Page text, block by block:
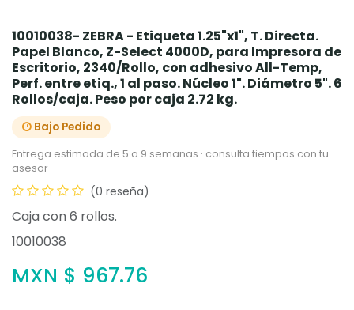
10010038- ZEBRA - Etiqueta 1.25"x1", T. Directa.
Papel Blanco, Z-Select 4000D, para Impresora de
Escritorio, 2340/Rollo, con adhesivo All-Temp,
Perf. entre etiq., 1 al paso. Núcleo 1". Diámetro 5". 6
Rollos/caja. Peso por caja 2.72 kg.
Bajo Pedido
Entrega estimada de 5 a 9 semanas · consulta tiempos con tu
asesor
(0 reseña)
Caja con 6 rollos.
10010038
MXN $ 967.76